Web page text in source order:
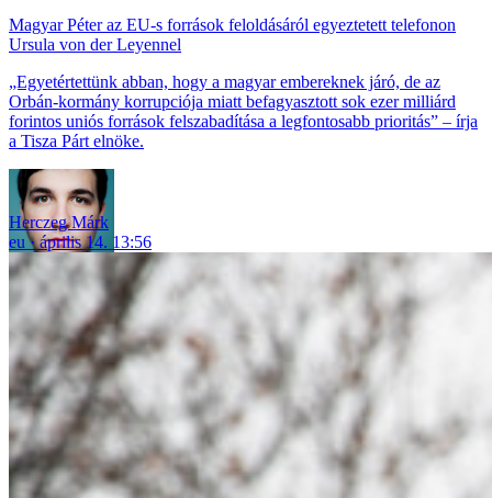
Magyar Péter az EU-s források feloldásáról egyeztetett telefonon
Ursula von der Leyennel
„Egyetértettünk abban, hogy a magyar embereknek járó, de az
Orbán-kormány korrupciója miatt befagyasztott sok ezer milliárd
forintos uniós források felszabadítása a legfontosabb prioritás” – írja
a Tisza Párt elnöke.
Herczeg Márk
eu
április 14. 13:56